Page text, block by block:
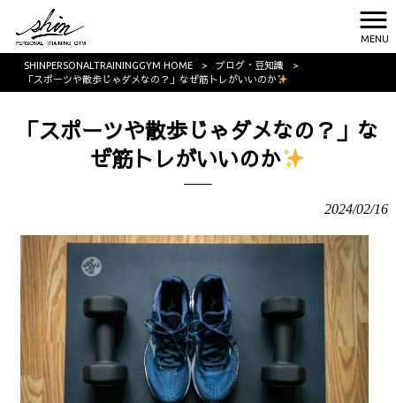
MENU
SHINPERSONALTRAININGGYM HOME > ブログ・豆知識
>
「スポーツや散歩じゃダメなの？」なぜ筋トレがいいのか
「スポーツや散歩じゃダメなの？」な
ぜ筋トレがいいのか
2024/02/16